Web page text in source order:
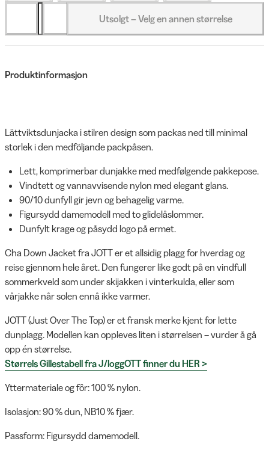
Utsolgt – Velg en annen størrelse
Produktinformasjon
Lättviktsdunjacka i stilren design som packas ned till minimal
storlek i den medföljande packpåsen.
Lett, komprimerbar dunjakke med medfølgende pakkepose.
Vindtett og vannavvisende nylon med elegant glans.
90/10 dunfyll gir jevn og behagelig varme.
Figursydd damemodell med to glidelåslommer.
Dunfylt krage og påsydd logo på ermet.
Cha Down Jacket fra JOTT er et allsidig plagg for hverdag og
reise gjennom hele året. Den fungerer like godt på en vindfull
sommerkveld som under skijakken i vinterkulda, eller som
vårjakke når solen ennå ikke varmer.
JOTT (Just Over The Top) er et fransk merke kjent for lette
dunplagg. Modellen kan oppleves liten i størrelsen – vurder å gå
opp én størrelse.
Størrels Gillestabell fra J/loggOTT finner du HER >
Yttermateriale og fôr: 100 % nylon.
Isolasjon: 90 % dun, NB10 % fjær.
Passform: Figursydd damemodell.